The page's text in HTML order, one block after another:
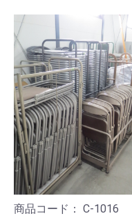
商品コード： C-1016